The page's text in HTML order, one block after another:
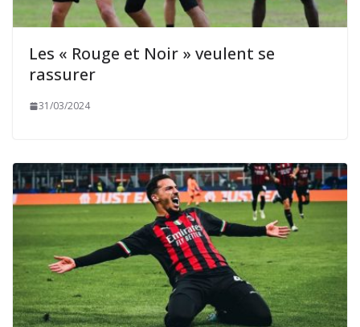
Les « Rouge et Noir » veulent se
rassurer
31/03/2024